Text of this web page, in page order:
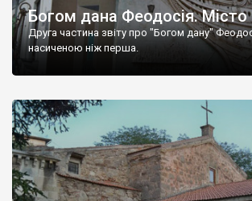
Богом дана Феодосія. Місто
Друга частина звіту про "Богом дану"
насиченою ніж перша.